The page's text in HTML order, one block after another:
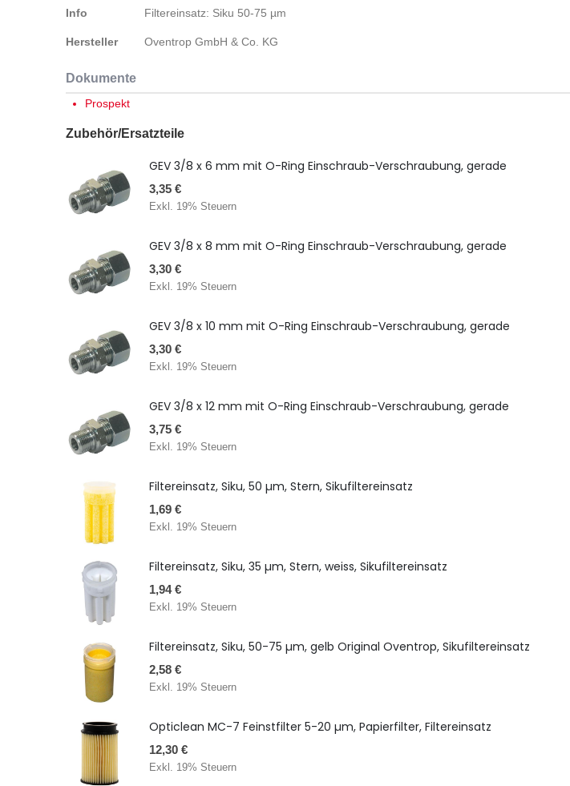
Info Filtereinsatz: Siku 50-75 µm
Hersteller Oventrop GmbH & Co. KG
Dokumente
Prospekt
Zubehör/Ersatzteile
GEV 3/8 x 6 mm mit O-Ring Einschraub-Verschraubung, gerade
3,35 €
Exkl. 19% Steuern
GEV 3/8 x 8 mm mit O-Ring Einschraub-Verschraubung, gerade
3,30 €
Exkl. 19% Steuern
GEV 3/8 x 10 mm mit O-Ring Einschraub-Verschraubung, gerade
3,30 €
Exkl. 19% Steuern
GEV 3/8 x 12 mm mit O-Ring Einschraub-Verschraubung, gerade
3,75 €
Exkl. 19% Steuern
Filtereinsatz, Siku, 50 µm, Stern, Sikufiltereinsatz
1,69 €
Exkl. 19% Steuern
Filtereinsatz, Siku, 35 µm, Stern, weiss, Sikufiltereinsatz
1,94 €
Exkl. 19% Steuern
Filtereinsatz, Siku, 50-75 µm, gelb Original Oventrop, Sikufiltereinsatz
2,58 €
Exkl. 19% Steuern
Opticlean MC-7 Feinstfilter 5-20 µm, Papierfilter, Filtereinsatz
12,30 €
Exkl. 19% Steuern